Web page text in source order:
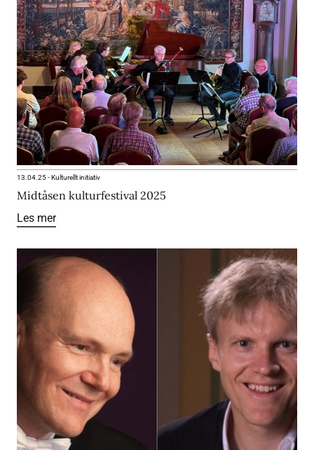
13.04.25-Kulturellt initiativ
Midtåsen kulturfestival 2025
Les mer